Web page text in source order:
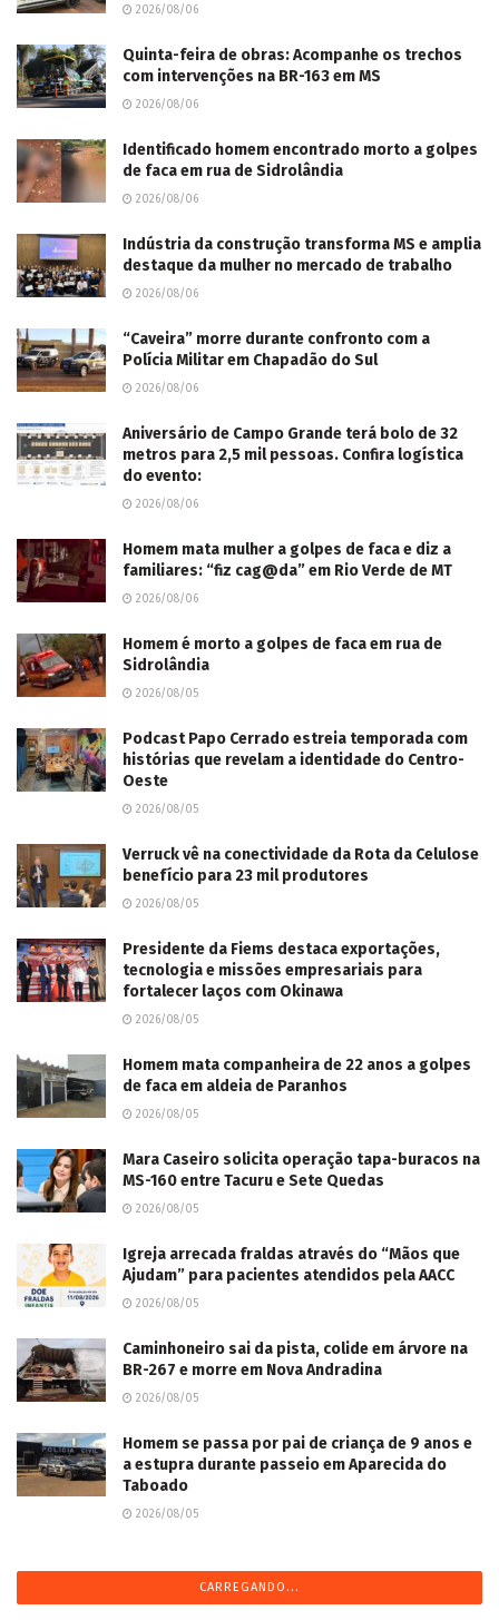
2026/08/06
Quinta-feira de obras: Acompanhe os trechos
com intervenções na BR-163 em MS
2026/08/06
Identificado homem encontrado morto a golpes
de faca em rua de Sidrolândia
2026/08/06
Indústria da construção transforma MS e amplia
destaque da mulher no mercado de trabalho
2026/08/06
“Caveira” morre durante confronto com a
Polícia Militar em Chapadão do Sul
2026/08/06
Aniversário de Campo Grande terá bolo de 32
metros para 2,5 mil pessoas. Confira logística
do evento:
2026/08/06
Homem mata mulher a golpes de faca e diz a
familiares: “fiz cag@da” em Rio Verde de MT
2026/08/06
Homem é morto a golpes de faca em rua de
Sidrolândia
2026/08/05
Podcast Papo Cerrado estreia temporada com
histórias que revelam a identidade do Centro-
Oeste
2026/08/05
Verruck vê na conectividade da Rota da Celulose
benefício para 23 mil produtores
2026/08/05
Presidente da Fiems destaca exportações,
tecnologia e missões empresariais para
fortalecer laços com Okinawa
2026/08/05
Homem mata companheira de 22 anos a golpes
de faca em aldeia de Paranhos
2026/08/05
Mara Caseiro solicita operação tapa-buracos na
MS-160 entre Tacuru e Sete Quedas
2026/08/05
Igreja arrecada fraldas através do “Mãos que
Ajudam” para pacientes atendidos pela AACC
2026/08/05
Caminhoneiro sai da pista, colide em árvore na
BR-267 e morre em Nova Andradina
2026/08/05
Homem se passa por pai de criança de 9 anos e
a estupra durante passeio em Aparecida do
Taboado
2026/08/05
CARREGANDO...